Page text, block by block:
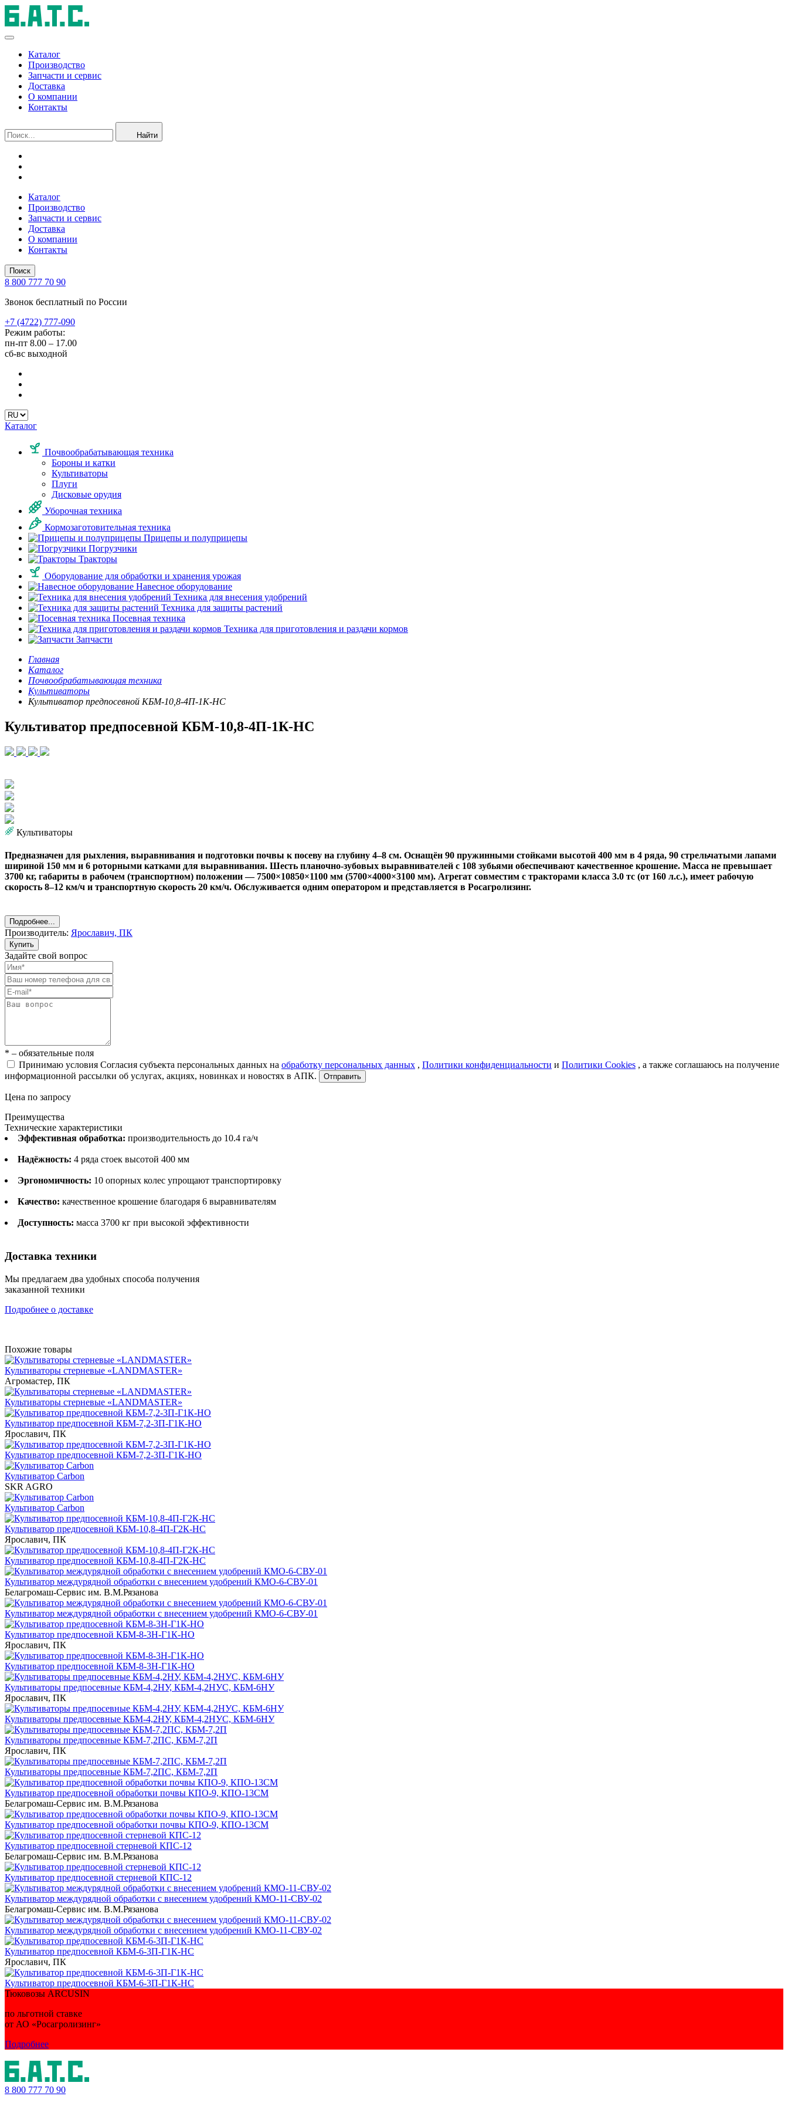
Каталог
Производство
Запчасти и сервис
Доставка
О компании
Контакты
Найти
Каталог
Производство
Запчасти и сервис
Доставка
О компании
Контакты
Поиск
8 800 777 70 90
Звонок бесплатный по России
+7 (4722) 777-090
Режим работы:
пн-пт 8.00 – 17.00
сб-вс выходной
Каталог
Почвообрабатывающая техника
Бороны и катки
Культиваторы
Плуги
Дисковые орудия
Уборочная техника
Кормозаготовительная техника
Прицепы и полуприцепы
Погрузчики
Тракторы
Оборудование для обработки и хранения урожая
Навесное оборудование
Техника для внесения удобрений
Техника для защиты растений
Посевная техника
Техника для приготовления и раздачи кормов
Запчасти
Главная
Каталог
Почвообрабатывающая техника
Культиваторы
Культиватор предпосевной КБМ-10,8-4П-1К-НС
Культиватор предпосевной КБМ-10,8-4П-1К-НС
Культиваторы
Предназначен для рыхления, выравнивания и подготовки почвы к посеву на глубину 4–8 см. Оснащён 90 пружинными стойками высотой 400 мм в 4 ряда, 90 стрельчатыми лапами
шириной 150 мм и 6 роторными катками для выравнивания. Шесть планочно-зубовых выравнивателей с 108 зубьями обеспечивают качественное крошение. Масса не превышает
3700 кг, габариты в рабочем (транспортном) положении — 7500×10850×1100 мм (5700×4000×3100 мм). Агрегат совместим с тракторами класса 3.0 тс (от 160 л.с.), имеет рабочую
скорость 8–12 км/ч и транспортную скорость 20 км/ч. Обслуживается одним оператором и представляется в Росагролизинг.
Подробнее...
Производитель: Ярославич, ПК
Купить
Задайте свой вопрос
* – обязательные поля
Принимаю условия Согласия субъекта персональных данных на обработку персональных данных , Политики конфиденциальности и Политики Cookies , а также соглашаюсь на получение
информационной рассылки об услугах, акциях, новинках и новостях в АПК.
Отправить
Цена по запросу
Преимущества
Технические характеристики
Эффективная обработка: производительность до 10.4 га/ч
Надёжность: 4 ряда стоек высотой 400 мм
Эргономичность: 10 опорных колес упрощают транспортировку
Качество: качественное крошение благодаря 6 выравнивателям
Доступность: масса 3700 кг при высокой эффективности
Доставка техники
Мы предлагаем два удобных способа получения
заказанной техники
Подробнее о доставке
Похожие товары
Культиваторы стерневые «LANDMASTER»
Агромастер, ПК
Культиваторы стерневые «LANDMASTER»
Культиватор предпосевной КБМ-7,2-3П-Г1К-НО
Ярославич, ПК
Культиватор предпосевной КБМ-7,2-3П-Г1К-НО
Культиватор Carbon
SKR AGRO
Культиватор Carbon
Культиватор предпосевной КБМ-10,8-4П-Г2К-НС
Ярославич, ПК
Культиватор предпосевной КБМ-10,8-4П-Г2К-НС
Культиватор междурядной обработки с внесением удобрений КМО-6-СВУ-01
Белагромаш-Сервис им. В.М.Рязанова
Культиватор междурядной обработки с внесением удобрений КМО-6-СВУ-01
Культиватор предпосевной КБМ-8-3Н-Г1К-НО
Ярославич, ПК
Культиватор предпосевной КБМ-8-3Н-Г1К-НО
Культиваторы предпосевные КБМ-4,2НУ, КБМ-4,2НУС, КБМ-6НУ
Ярославич, ПК
Культиваторы предпосевные КБМ-4,2НУ, КБМ-4,2НУС, КБМ-6НУ
Культиваторы предпосевные КБМ-7,2ПС, КБМ-7,2П
Ярославич, ПК
Культиваторы предпосевные КБМ-7,2ПС, КБМ-7,2П
Культиватор предпосевной обработки почвы КПО-9, КПО-13СМ
Белагромаш-Сервис им. В.М.Рязанова
Культиватор предпосевной обработки почвы КПО-9, КПО-13СМ
Культиватор предпосевной стерневой КПС-12
Белагромаш-Сервис им. В.М.Рязанова
Культиватор предпосевной стерневой КПС-12
Культиватор междурядной обработки с внесением удобрений КМО-11-СВУ-02
Белагромаш-Сервис им. В.М.Рязанова
Культиватор междурядной обработки с внесением удобрений КМО-11-СВУ-02
Культиватор предпосевной КБМ-6-3П-Г1К-НС
Ярославич, ПК
Культиватор предпосевной КБМ-6-3П-Г1К-НС
Тюковозы ARCUSIN
по льготной ставке
от АО «Росагролизинг»
Подробнее
8 800 777 70 90